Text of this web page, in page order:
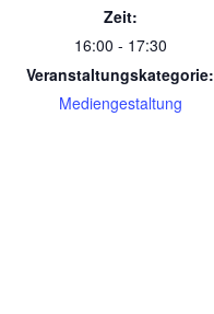
Zeit:
16:00 - 17:30
Veranstaltungskategorie:
Mediengestaltung